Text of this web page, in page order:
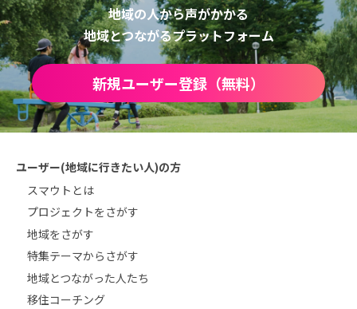
地域の人から声がかかる
地域とつながるプラットフォーム
新規ユーザー登録（無料）
ユーザー(地域に行きたい人)の方
スマウトとは
プロジェクトをさがす
地域をさがす
特集テーマからさがす
地域とつながった人たち
移住コーチング